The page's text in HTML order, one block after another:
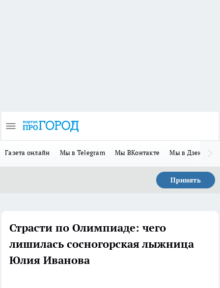
Газета онлайн Мы в Telegram Мы ВКонтакте Мы в Дзене
Принять
Страсти по Олимпиаде: чего
лишилась сосногорская лыжница
Юлия Иванова